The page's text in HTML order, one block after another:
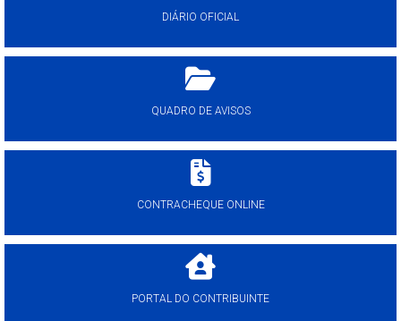
DIÁRIO OFICIAL
QUADRO DE AVISOS
CONTRACHEQUE ONLINE
PORTAL DO CONTRIBUINTE